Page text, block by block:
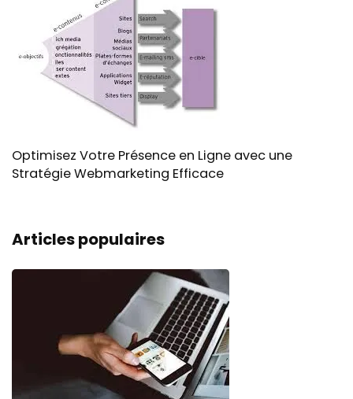
Optimisez Votre Présence en Ligne avec une
Stratégie Webmarketing Efficace
Articles populaires